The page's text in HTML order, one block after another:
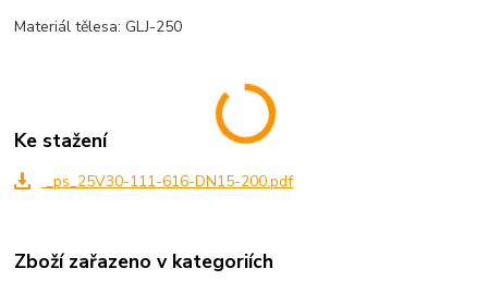
Materiál tělesa: GLJ-250
Ke stažení
_ps_25V30-111-616-DN15-200.pdf
Zboží zařazeno v kategoriích